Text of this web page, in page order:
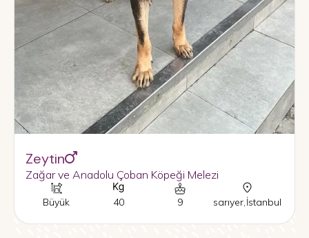
Zeytin
Zağar ve Anadolu Çoban Köpeği Melezi
Büyük 40 9 sarıyer,İstanbul